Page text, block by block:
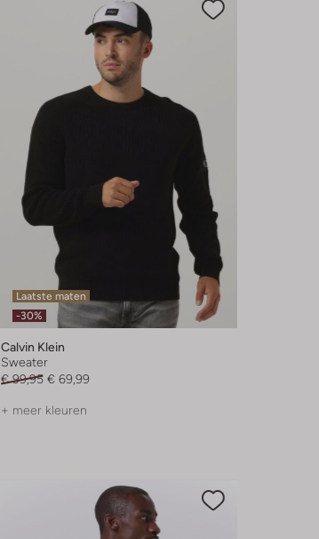
Laatste maten
-30%
Calvin Klein
Sweater
€ 99,95 € 69,99
+ meer kleuren